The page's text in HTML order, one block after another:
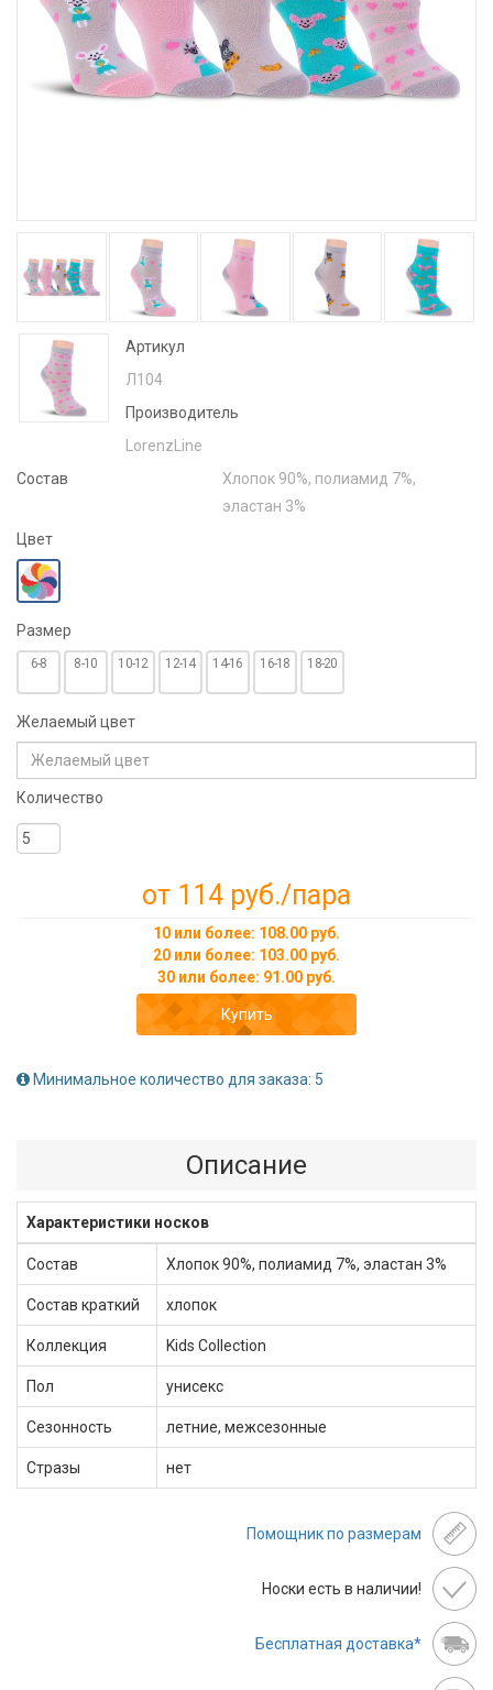
Артикул
Л104
Производитель
LorenzLine
Состав
Хлопок 90%, полиамид 7%,
эластан 3%
Цвет
Размер
6-8 8-10 10-12 12-14 14-16 16-18 18-20
Желаемый цвет
Количество
от 114 руб./пара
10 или более: 108.00 руб.
20 или более: 103.00 руб.
30 или более: 91.00 руб.
Купить
Минимальное количество для заказа: 5
Описание
Характеристики носков
Состав Хлопок 90%, полиамид 7%, эластан 3%
Состав краткий хлопок
Коллекция Kids Collection
Пол унисекс
Сезонность летние, межсезонные
Стразы нет
Помощник по размерам
Носки есть в наличии!
Бесплатная доставка*